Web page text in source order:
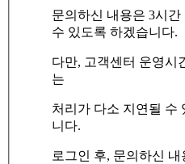
문의하신 내용은 3시
수 있도록 하겠습니다.
다만, 고객센터 운영시
는
처리가 다소 지연될 수
니다.
로그인 후, 문의하신